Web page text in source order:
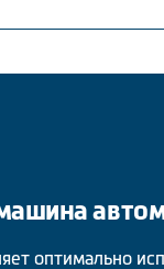
оптимально